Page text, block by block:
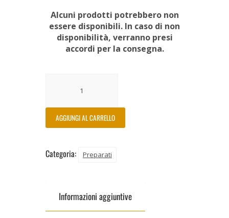
Alcuni prodotti potrebbero non
essere disponibili. In caso di non
disponibilità, verranno presi
accordi per la consegna.
AGGIUNGI AL CARRELLO
Categoria: Preparati
Informazioni aggiuntive